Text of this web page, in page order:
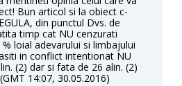
Bun articol si la obiect c-
din punctul Dvs. de
timp cat NU cenzurati
loial adevarului si limbajului
in conflict intentionat NU
(2) dar si fata de 26 alin. (2)
14:07, 30.05.2016)